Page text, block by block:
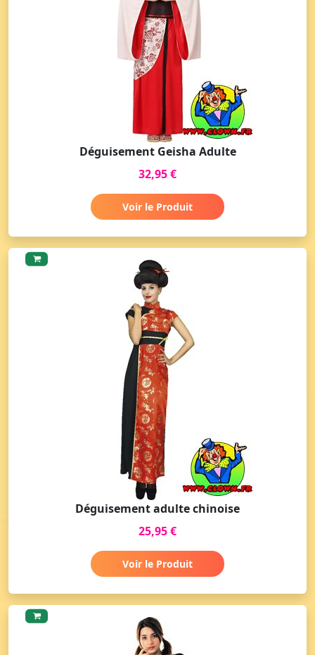
Déguisement Geisha Adulte
32,95 €
Voir le Produit
Déguisement adulte chinoise
25,95 €
Voir le Produit